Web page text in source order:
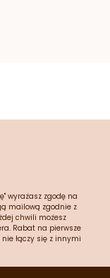
wyrażasz zgodę na
mailową zgodnie z
chwili możesz
Rabat na pierwsze
łączy się z innymi